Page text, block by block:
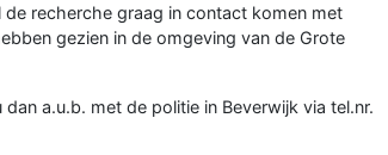
recherche graag in contact komen met
gezien in de omgeving van de Grote
a.u.b. met de politie in Beverwijk via tel.nr.